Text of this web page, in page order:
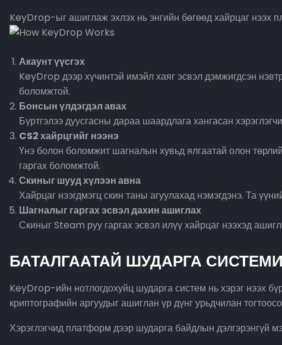
KeyDrop-ыг ашиглаж эхлэх нь энгийн бөгөөд хайрцаг нээх
Акаунт үүсгэх
KeyDrop дээр хүчинтэй имэйл хаяг эсвэл дэмжигдсэн
боломжтой.
Бонсын үлдэгдэл авах
Бүртгэлээ дуусгасны дараа шаардлага хангасан
CS2 хайрцгийг нээнэ
Үнэ болон боломжит шагналын хувьд ялгаатай олон
гаргах боломжтой.
Скиныг шууд хүлээн авна
Хайрцаг нээгдмэгц скин таны агуулахад нэмэгдэнэ. Та
Шагналыг гаргах эсвэл дахин ашиглах
Скиныг Steam руу гаргах эсвэл илүү хайрцаг нээхэд
БАТАЛГААТАЙ ШУДАРГА
KeyDrop-ийн нотлогдохуйц шударга систем нь хэрэг нээх
криптографийн аргуудыг ашиглан үр дүнг урьдчилан
Хэрэглэгчид платформ дээр шударга байдлын дэлгэрэнгүй